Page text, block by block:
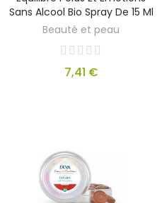
Sans Alcool Bio Spray De 15 Ml
Beauté et peau
7,41 €